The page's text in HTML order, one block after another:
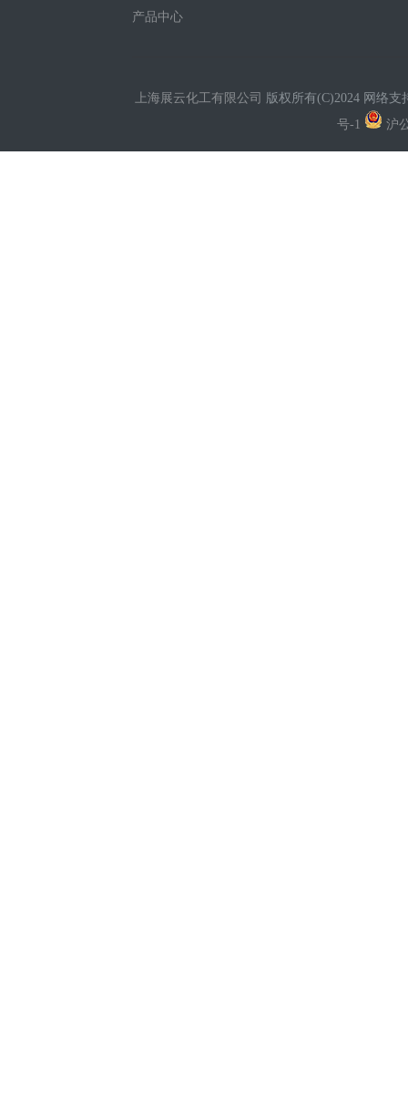
产品中心
上海展云化工有限公司
版权所有(C)2024 网络支
号-1
沪